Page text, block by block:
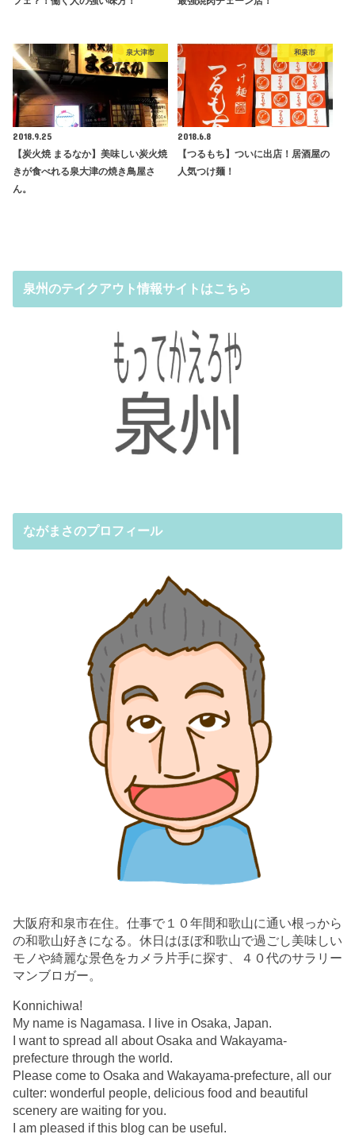
泉大津市
2018.9.25
【炭火焼 まるなか】美味しい炭火焼
きが食べれる泉大津の焼き鳥屋さ
ん。
和泉市
2018.6.8
【つるもち】ついに出店！居酒屋の
人気つけ麺！
泉州のテイクアウト情報サイトはこちら
ながまさのプロフィール
大阪府和泉市在住。仕事で１０年間和歌山に通い根っから
の和歌山好きになる。休日はほぼ和歌山で過ごし美味しい
モノや綺麗な景色をカメラ片手に探す、４０代のサラリー
マンブロガー。
Konnichiwa!
My name is Nagamasa. I live in Osaka, Japan.
I want to spread all about Osaka and Wakayama-
prefecture through the world.
Please come to Osaka and Wakayama-prefecture, all our
culter: wonderful people, delicious food and beautiful
scenery are waiting for you.
I am pleased if this blog can be useful.